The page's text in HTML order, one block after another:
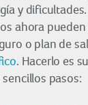
y
ahora pueden
o plan de
. Hacerlo es
pasos: